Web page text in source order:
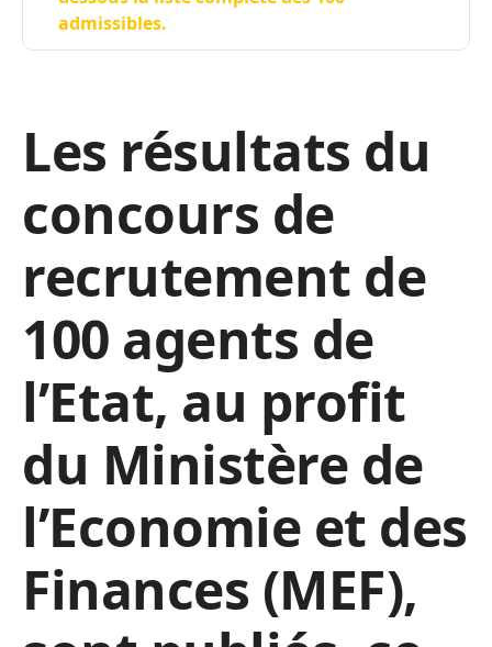
admissibles.
Les résultats du
concours de
recrutement de
100 agents de
l’Etat, au profit
du Ministère de
l’Economie et des
Finances (MEF),